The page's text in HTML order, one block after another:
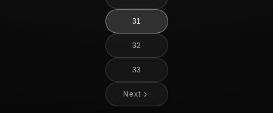
ペ
ー
ジ
ナ
ビ
ゲ
31
32
33
Next ›